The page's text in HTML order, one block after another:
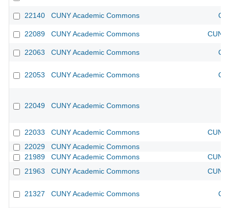
22140 CUNY Academic Commons
22089 CUNY Academic Commons
22063 CUNY Academic Commons
22053 CUNY Academic Commons
22049 CUNY Academic Commons
22033 CUNY Academic Commons
22029
CUNY Academic Commons
21989
CUNY Academic Commons
21963
CUNY Academic Commons
21327 CUNY Academic Commons